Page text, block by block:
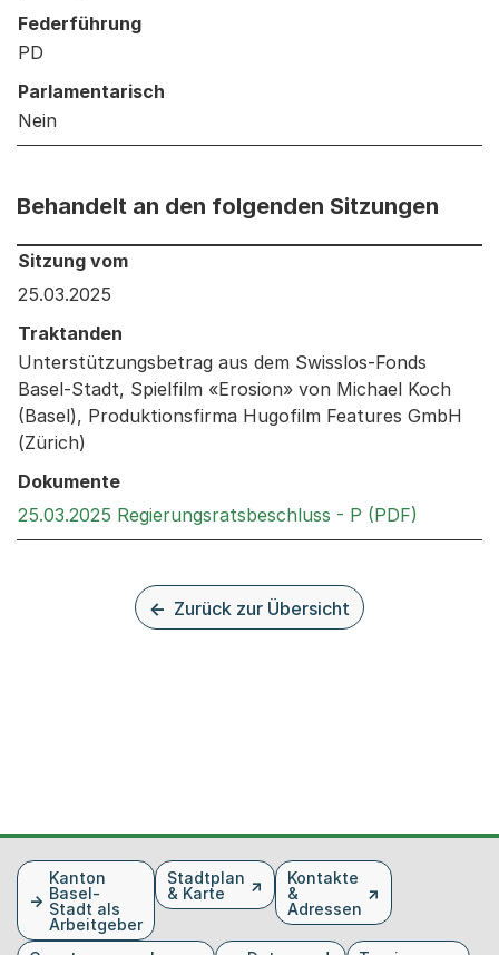
Federführung
PD
Parlamentarisch
Nein
Behandelt an den folgenden Sitzungen
Behandelt an den folgenden Sitzungen: Informationen
Sitzung vom
25.03.2025
Traktanden
Unterstützungsbetrag aus dem Swisslos-Fonds
Basel-Stadt, Spielfilm «Erosion» von Michael Koch
(Basel), Produktionsfirma Hugofilm Features GmbH
(Zürich)
Dokumente
25.03.2025 Regierungsratsbeschluss - P (PDF)
Zurück zur Übersicht
FusszeileKanton
Basel-
Stadt als
Arbeitgeber
Stadtplan
& Karte
Kontakte
&
Adressen